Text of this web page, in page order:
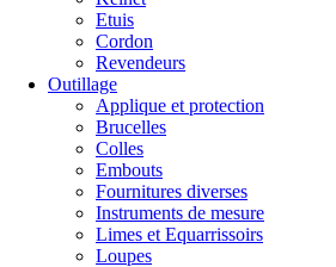
Etuis
Cordon
Revendeurs
Outillage
Applique et protection
Brucelles
Colles
Embouts
Fournitures diverses
Instruments de mesure
Limes et Equarrissoirs
Loupes